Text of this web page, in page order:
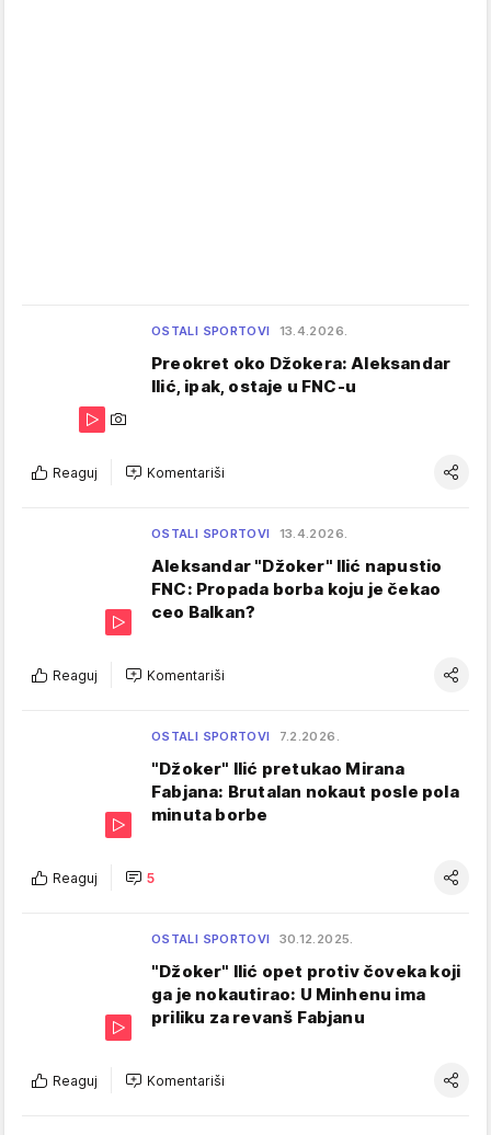
OSTALI SPORTOVI 13.4.2026.
Preokret oko Džokera: Aleksandar
Ilić, ipak, ostaje u FNC-u
Reaguj Komentariši
OSTALI SPORTOVI 13.4.2026.
Aleksandar "Džoker" Ilić napustio
FNC: Propada borba koju je čekao
ceo Balkan?
Reaguj Komentariši
OSTALI SPORTOVI 7.2.2026.
"Džoker" Ilić pretukao Mirana
Fabjana: Brutalan nokaut posle pola
minuta borbe
Reaguj 5
OSTALI SPORTOVI 30.12.2025.
"Džoker" Ilić opet protiv čoveka koji
ga je nokautirao: U Minhenu ima
priliku za revanš Fabjanu
Reaguj Komentariši